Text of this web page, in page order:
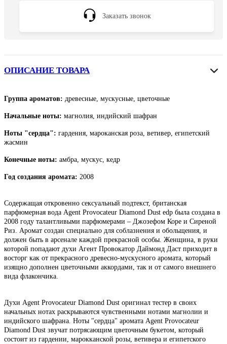
Заказать звонок
ОПИСАНИЕ ТОВАРА
Группа ароматов: древесные, мускусные, цветочные
Начальные ноты: магнолия, индийский шафран
Ноты "сердца": гардения, мароканская роза, ветивер, египетский
жасмин
Конечные ноты: амбра, мускус, кедр
Год создания аромата: 2008
Содержащая откровенно сексуальный подтекст, британская
парфюмерная вода Agent Provocateur Diamond Dust edp была создана в
2008 году талантливыми парфюмерами – Джозефом Коре и Сиреной
Риз. Аромат создан специально для соблазнения и обольщения, и
должен быть в арсенале каждой прекрасной особы. Женщина, в руки
которой попадают духи Агент Провокатор Даймонд Даст приходит в
восторг как от прекрасного древесно-мускусного аромата, который
изящно дополнен цветочными аккордами, так и от самого внешнего
вида флакончика.
Духи Agent Provocateur Diamond Dust оригинал тестер в своих
начальных нотах раскрываются чувственными нотами магнолии и
индийского шафрана. Ноты "сердца" аромата Agent Provocateur
Diamond Dust звучат потрясающим цветочным букетом, который
состоит из гардении, марокканской розы, ветивера и египетского